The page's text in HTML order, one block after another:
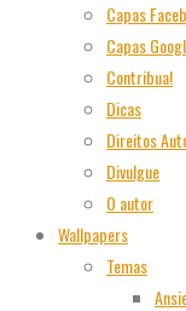
Capas
Capas
Contribua!
Dicas
Direitos
Divulgue
O autor
Wallpapers
Temas